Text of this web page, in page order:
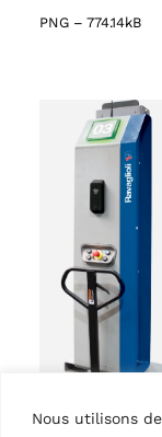
Nous utilisons
PNG – 774.14kB